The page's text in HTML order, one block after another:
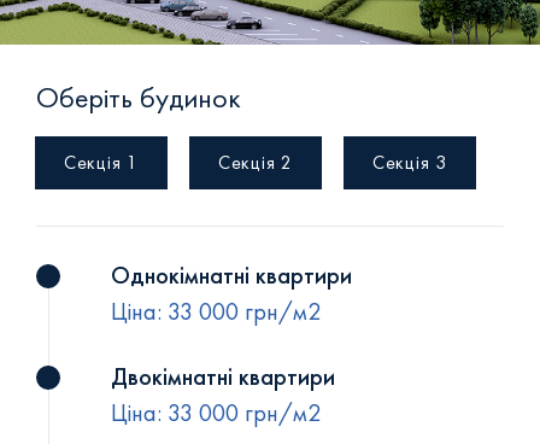
+38 (093) 293 8250
Оберіть будинок
Секція 1 Секція 2 Секція 3
Однокімнатні квартири
Ціна: 33 000 грн/м2
Двокімнатні квартири
Ціна: 33 000 грн/м2